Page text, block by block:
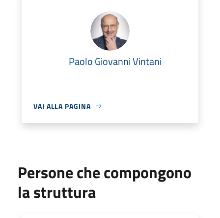
Paolo Giovanni Vintani
VAI ALLA PAGINA
Persone che compongono
la struttura